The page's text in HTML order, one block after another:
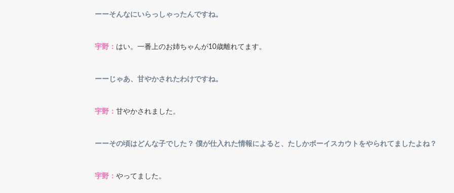
ーーそんなにいらっしゃったんですね。
宇野： はい。一番上のお姉ちゃんが10歳離れてます。
ーーじゃあ、甘やかされたわけですね。
宇野： 甘やかされました。
ーーその頃はどんな子でした？ 僕が仕入れた情報によると、たしかボーイスカウトをやられてましたよね？
宇野： やってました。